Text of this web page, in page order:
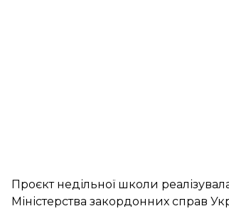
Проєкт недільної школи
Міністерства закордонних справ